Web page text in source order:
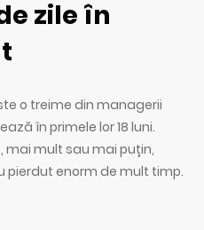
zile în
o treime din managerii
în primele lor 18 luni.
mai mult sau mai puțin,
pierdut enorm de mult timp.